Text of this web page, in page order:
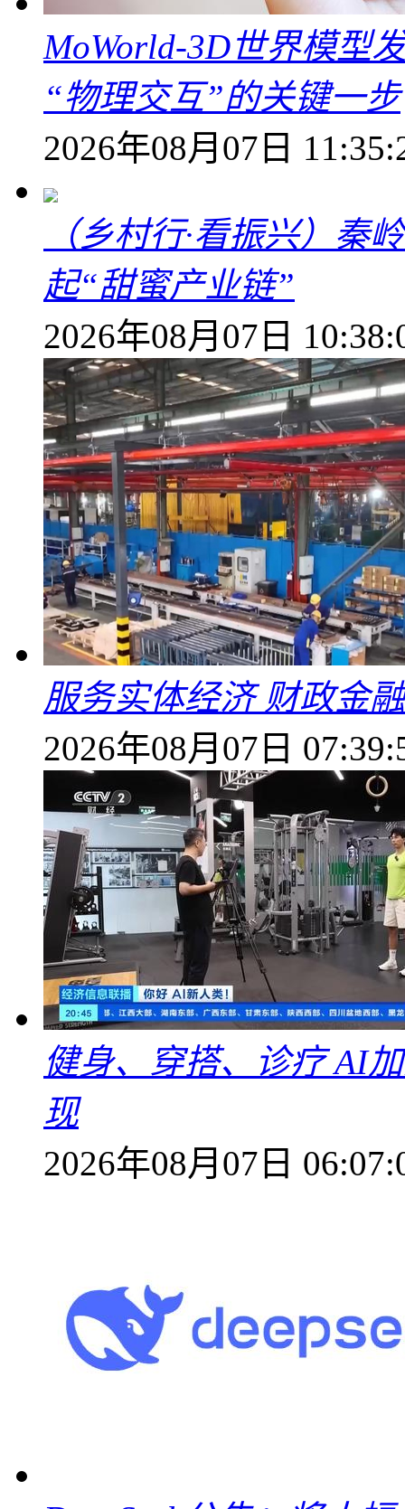
MoWorld-3D世界模型
“物理交互”的关键一步
2026年08月07日
（乡村行·看振兴）秦
起“甜蜜产业链”
2026年08月07日
服务实体经济 财政金
2026年08月07日
健身、穿搭、诊疗 AI
现
2026年08月07日